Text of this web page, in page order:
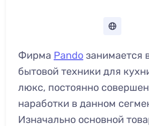
Фирма Pando занимается
бытовой техники для
люкс, постоянно
наработки в данном
Изначально основной